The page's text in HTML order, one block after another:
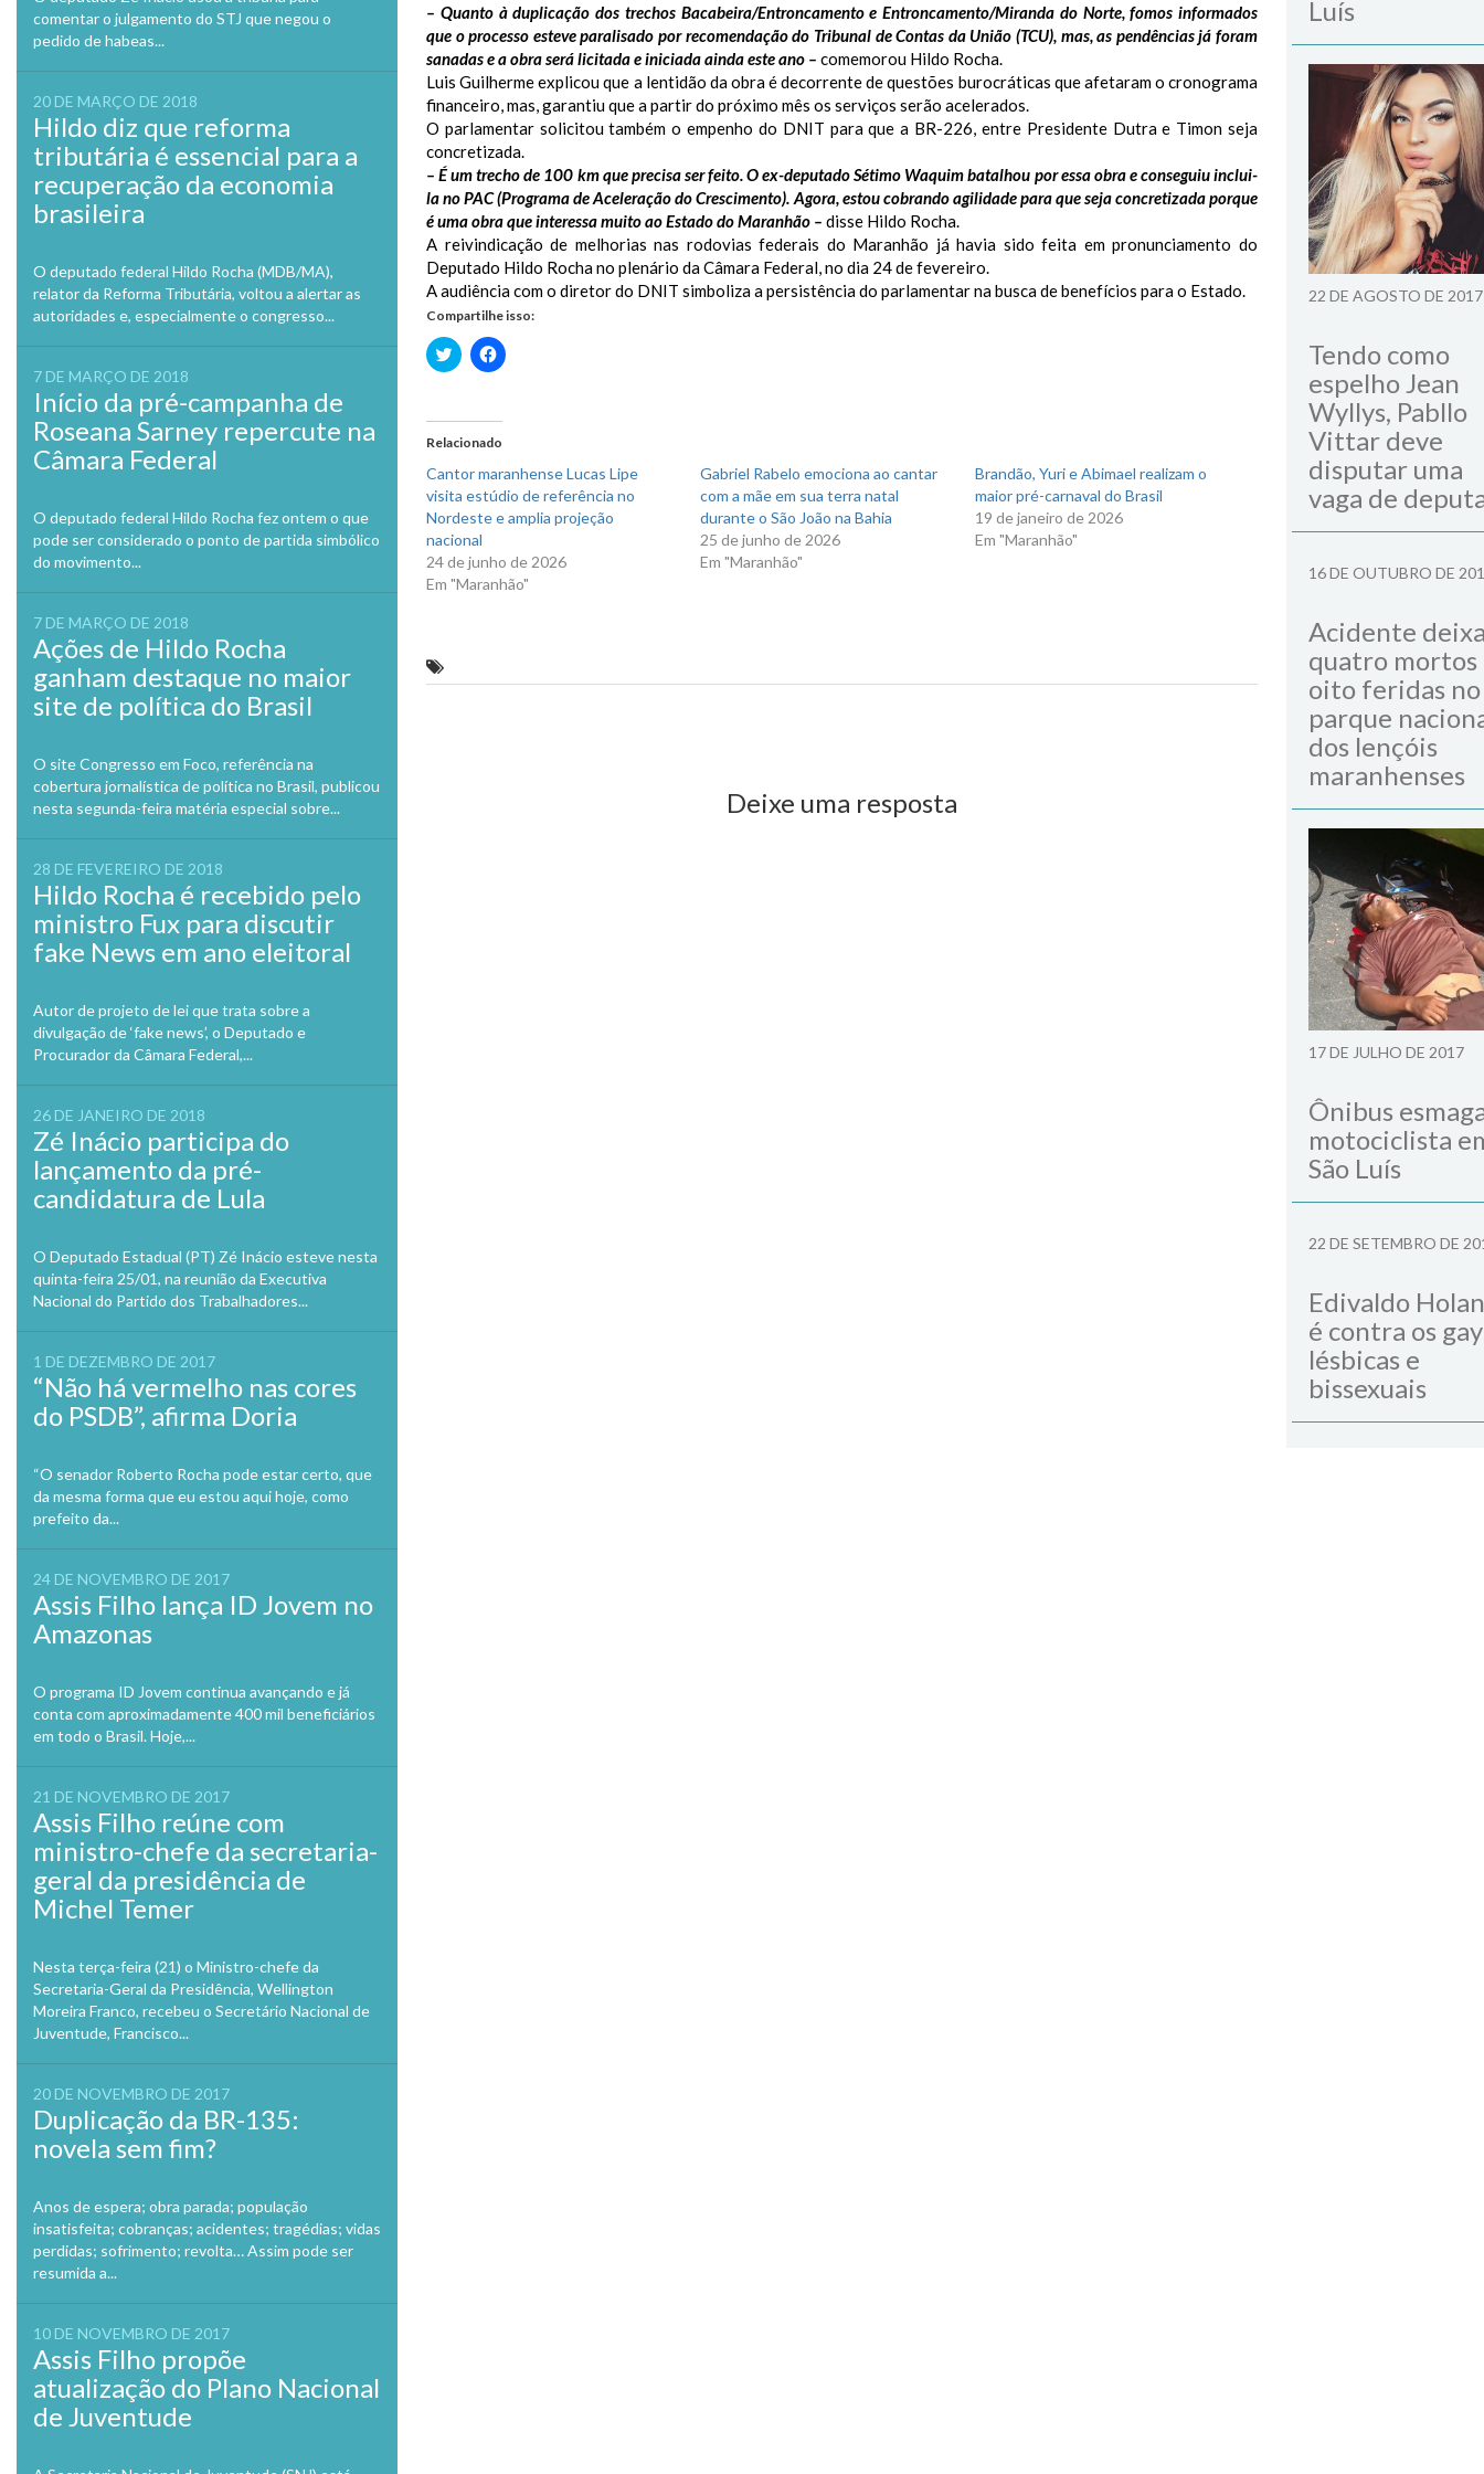
comentar o julgamento do STJ que negou o
pedido de habeas...
20 DE MARÇO DE 2018
Hildo diz que reforma
tributária é essencial para a
recuperação da economia
brasileira
O deputado federal Hildo Rocha (MDB/MA),
relator da Reforma Tributária, voltou a alertar as
autoridades e, especialmente o congresso...
7 DE MARÇO DE 2018
Início da pré-campanha de
Roseana Sarney repercute na
Câmara Federal
O deputado federal Hildo Rocha fez ontem o que
pode ser considerado o ponto de partida simbólico
do movimento...
7 DE MARÇO DE 2018
Ações de Hildo Rocha
ganham destaque no maior
site de política do Brasil
O site Congresso em Foco, referência na
cobertura jornalística de política no Brasil, publicou
nesta segunda-feira matéria especial sobre...
28 DE FEVEREIRO DE 2018
Hildo Rocha é recebido pelo
ministro Fux para discutir
fake News em ano eleitoral
Autor de projeto de lei que trata sobre a
divulgação de ‘fake news’, o Deputado e
Procurador da Câmara Federal,...
26 DE JANEIRO DE 2018
Zé Inácio participa do
lançamento da pré-
candidatura de Lula
O Deputado Estadual (PT) Zé Inácio esteve nesta
quinta-feira 25/01, na reunião da Executiva
Nacional do Partido dos Trabalhadores...
1 DE DEZEMBRO DE 2017
“Não há vermelho nas cores
do PSDB”, afirma Doria
“O senador Roberto Rocha pode estar certo, que
da mesma forma que eu estou aqui hoje, como
prefeito da...
24 DE NOVEMBRO DE 2017
Assis Filho lança ID Jovem no
Amazonas
O programa ID Jovem continua avançando e já
conta com aproximadamente 400 mil beneficiários
em todo o Brasil. Hoje,...
21 DE NOVEMBRO DE 2017
Assis Filho reúne com
ministro-chefe da secretaria-
geral da presidência de
Michel Temer
Nesta terça-feira (21) o Ministro-chefe da
Secretaria-Geral da Presidência, Wellington
Moreira Franco, recebeu o Secretário Nacional de
Juventude, Francisco...
20 DE NOVEMBRO DE 2017
Duplicação da BR-135:
novela sem fim?
Anos de espera; obra parada; população
insatisfeita; cobranças; acidentes; tragédias; vidas
perdidas; sofrimento; revolta… Assim pode ser
resumida a...
10 DE NOVEMBRO DE 2017
Assis Filho propõe
atualização do Plano Nacional
de Juventude
– Quanto à duplicação dos trechos Bacabeira/Entroncamento e Entroncamento/Miranda do Norte, fomos informados
que o processo esteve paralisado por recomendação do Tribunal de Contas da União (TCU), mas, as pendências já foram
sanadas e a obra será licitada e iniciada ainda este ano – comemorou Hildo Rocha.
Luis Guilherme explicou que a lentidão da obra é decorrente de questões burocráticas que afetaram o cronograma
financeiro, mas, garantiu que a partir do próximo mês os serviços serão acelerados.
O parlamentar solicitou também o empenho do DNIT para que a BR-226, entre Presidente Dutra e Timon seja
concretizada.
– É um trecho de 100 km que precisa ser feito. O ex-deputado Sétimo Waquim batalhou por essa obra e conseguiu inclui-
la no PAC (Programa de Aceleração do Crescimento). Agora, estou cobrando agilidade para que seja concretizada porque
é uma obra que interessa muito ao Estado do Maranhão – disse Hildo Rocha.
A reivindicação de melhorias nas rodovias federais do Maranhão já havia sido feita em pronunciamento do
Deputado Hildo Rocha no plenário da Câmara Federal, no dia 24 de fevereiro.
A audiência com o diretor do DNIT simboliza a persistência do parlamentar na busca de benefícios para o Estado.
Compartilhe isso:
Clique
para
em
nova
janela)
Clique
para
em
nova
janela)
Relacionado
Cantor maranhense Lucas Lipe
visita estúdio de referência no
Nordeste e amplia projeção
nacional
24 de junho de 2026
Em "Maranhão"
Gabriel Rabelo emociona ao cantar
com a mãe em sua terra natal
durante o São João na Bahia
25 de junho de 2026
Em "Maranhão"
Brandão, Yuri e Abimael realizam o
maior pré-carnaval do Brasil
19 de janeiro de 2026
Em "Maranhão"
Deixe uma resposta
Luís
22 DE AGOSTO DE 2017
Tendo como
espelho Jean
Wyllys, Pabllo
Vittar deve
disputar uma
vaga de
16 DE OUTUBRO DE
Acidente
quatro mortos
oito feridas no
parque
dos lençóis
maranhenses
17 DE JULHO DE 2017
Ônibus
motociclista
São Luís
22 DE SETEMBRO DE
Edivaldo
é contra os
lésbicas e
bissexuais